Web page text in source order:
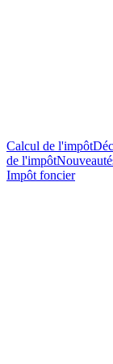
Calcul de l'impôt
de l'impôt
Impôt foncier